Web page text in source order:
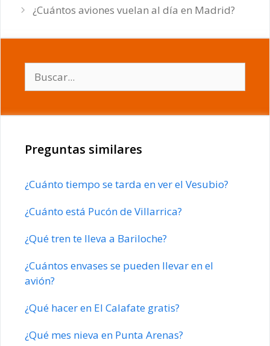
¿Cuántos aviones vuelan al día en Madrid?
Preguntas similares
¿Cuánto tiempo se tarda en ver el Vesubio?
¿Cuánto está Pucón de Villarrica?
¿Qué tren te lleva a Bariloche?
¿Cuántos envases se pueden llevar en el
avión?
¿Qué hacer en El Calafate gratis?
¿Qué mes nieva en Punta Arenas?